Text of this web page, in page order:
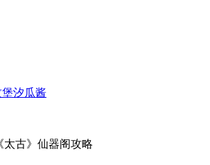
汐瓜酱
太古》仙器阁攻略